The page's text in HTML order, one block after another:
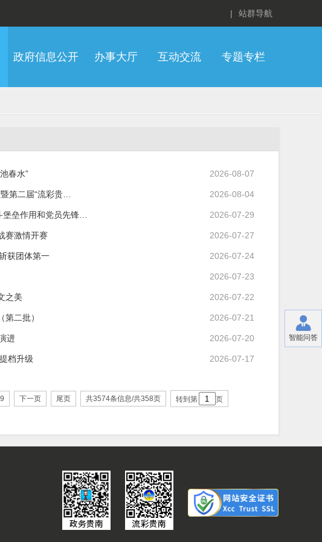
| 站群导航
政府信息公开 办事大厅 互动交流 专题专栏
2026-08-07
春水”
2026-08-04
第二届“流彩贵…
2026-07-29
垒作用和党员先锋…
2026-07-27
赛激情开赛
2026-07-24
获团体第一
2026-07-23
2026-07-22
之美
2026-07-21
二批）
2026-07-20
进
2026-07-17
档升级
9 下一页 尾页 共3574条信息/共358页 转到第 页
智能问答